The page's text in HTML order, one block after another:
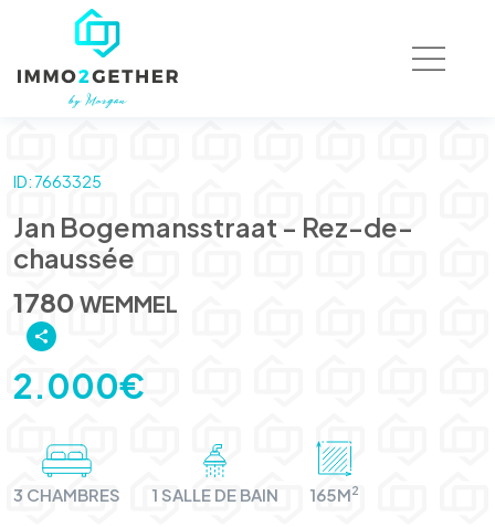
ID: 7663325
Jan Bogemansstraat - Rez-de-
chaussée
1780 WEMMEL
2.000€
3 CHAMBRES 1 SALLE DE BAIN 165M2